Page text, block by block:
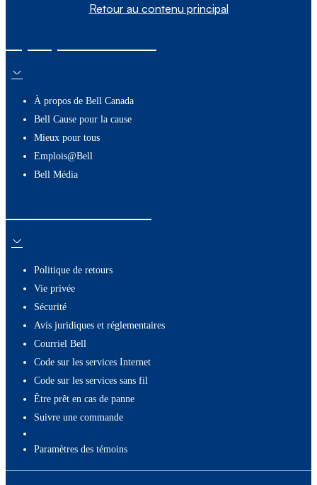
Retour au contenu principal
À propos de Bell Canada
Bell Cause pour la cause
Mieux pour tous
Emplois@Bell
Bell Média
Politique de retours
Vie privée
Sécurité
Avis juridiques et réglementaires
Courriel Bell
Code sur les services Internet
Code sur les services sans fil
Être prêt en cas de panne
Suivre une commande
paramètres des témoins